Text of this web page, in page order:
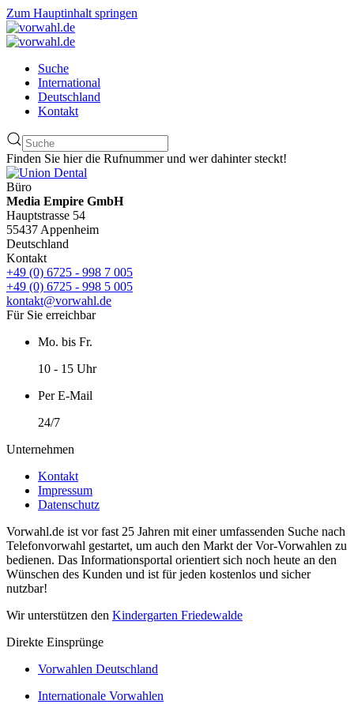
Zum Hauptinhalt springen
Suche
International
Deutschland
Kontakt
Finden Sie hier die Rufnummer und wer dahinter steckt!
Büro
Media Empire GmbH
Hauptstrasse 54
55437 Appenheim
Deutschland
Kontakt
+49 (0) 6725 - 998 7 005
+49 (0) 6725 - 998 5 005
kontakt@vorwahl.de
Für Sie erreichbar
Mo. bis Fr.
10 - 15 Uhr
Per E-Mail
24/7
Unternehmen
Kontakt
Impressum
Datenschutz
Vorwahl.de ist vor fast 25 Jahren mit einer umfassenden Suche nach
Telefonvorwahl gestartet, um auch den Markt der Vor-Vorwahlen zu
bedienen. Das Informationsportal orientiert sich noch heute an den
Wünschen des Kunden und ist für jeden kostenlos und sicher
nutzbar!
Wir unterstützen den Kindergarten Friedewalde
Direkte Einsprünge
Vorwahlen Deutschland
Internationale Vorwahlen